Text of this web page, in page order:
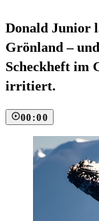
Donald Junior
Grönland –
Scheckheft im
irritiert.
00:00